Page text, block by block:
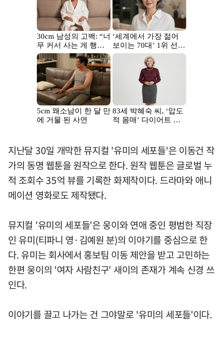
지난달 30일 개막한 뮤지컬 '유미의 세포들'은 이동건 작
가의 동명 웹툰을 원작으로 한다. 원작 웹툰은 글로벌 누
적 조회수 35억 뷰를 기록한 화제작이다. 드라마와 애니
메이션 영화로도 제작됐다.
뮤지컬 '유미의 세포들'은 웅이와 연애 중인 평범한 직장
인 유미(티파니 영·김예원 분)의 이야기를 중심으로 한
다. 유미는 회사에서 홍보팀 이동 제안을 받고 고민하는
한편 웅이의 '여자 사람친구' 새이의 존재가 계속 신경 쓰
인다.
이야기를 끌고 나가는 건 그야말로 '유미의 세포들'이다.